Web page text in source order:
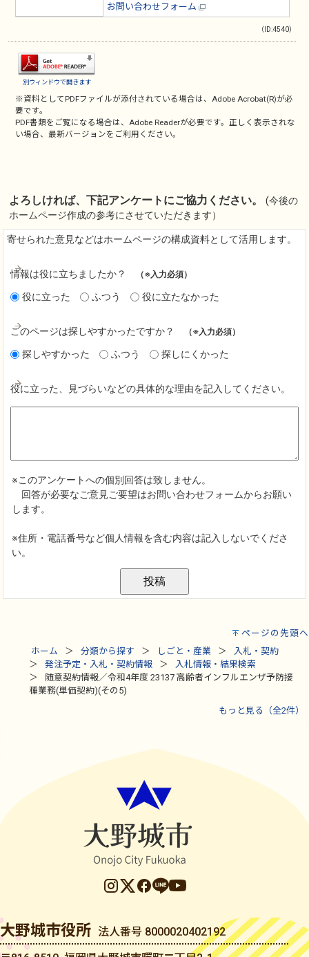
お問い合わせフォーム
（ID:4540）
別ウィンドウで開きます
※資料としてPDFファイルが添付されている場合は、Adobe Acrobat(R)が必
要です。
PDF書類をご覧になる場合は、Adobe Readerが必要です。正しく表示されな
い場合、最新バージョンをご利用ください。
ページの先頭へ
ホーム
分類から探す しごと・産業
入札・契約
発注予定・入札・契約情報
入札情報・結果検索
随意契約情報／令和4年度 23137 高齢者インフルエンザ予防接
種業務(単価契約)(その5)
もっと見る（全2件）
大野城市役所 法人番号 8000020402192